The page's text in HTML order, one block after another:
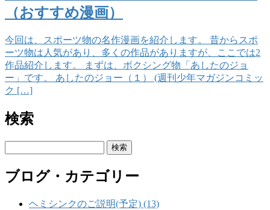
（おすすめ漫画）
今回は、スポーツ物の名作漫画を紹介します。 昔からスポ
ーツ物は人気があり、多くの作品がありますが、ここでは2
作品紹介します。 まずは、ボクシング物「あしたのジョ
ー」です。 あしたのジョー（１） (週刊少年マガジンコミッ
ク […]
検索
ブログ・カテゴリー
ヘミシンクのご説明(予定) (13)